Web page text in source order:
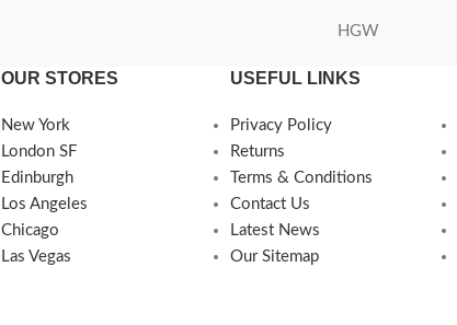
HGW
OUR STORES
New York
London SF
Edinburgh
Los Angeles
Chicago
Las Vegas
USEFUL LINKS
Privacy Policy
Returns
Terms & Conditions
Contact Us
Latest News
Our Sitemap